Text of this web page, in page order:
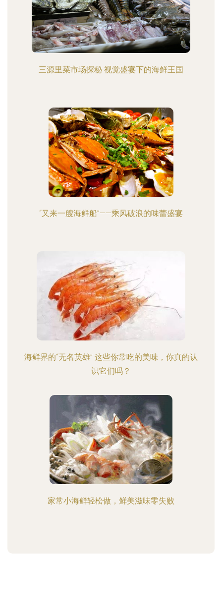
三源里菜市场探秘 视觉盛宴下的海鲜王国
“又来一艘海鲜船”——乘风破浪的味蕾盛宴
海鲜界的“无名英雄” 这些你常吃的美味，你真的认
识它们吗？
家常小海鲜轻松做，鲜美滋味零失败